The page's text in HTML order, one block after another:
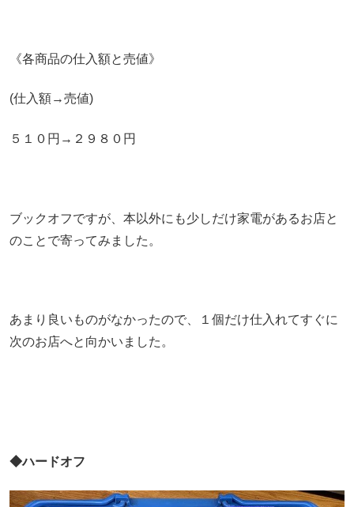
《各商品の仕入額と売値》
(仕入額→売値)
５１０円→２９８０円
ブックオフですが、本以外にも少しだけ家電があるお店と
のことで寄ってみました。
あまり良いものがなかったので、１個だけ仕入れてすぐに
次のお店へと向かいました。
◆ハードオフ